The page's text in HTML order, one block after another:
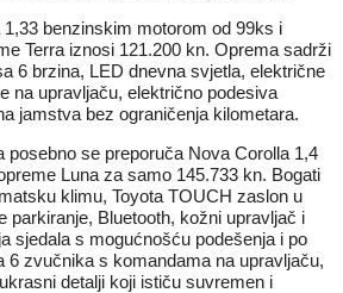
benzinskim motorom od 99ks i
Terra iznosi 121.200 kn. Oprema sadrži
6 brzina, LED dnevna svjetla, električne
na upravljaču, električno podesiva
jamstva bez ograničenja kilometara.
posebno se preporuča Nova Corolla 1,4
Luna za samo 145.733 kn. Bogati
klimu, Toyota TOUCH zaslon u
parkiranje, Bluetooth, kožni upravljač i
sjedala s mogućnošću podešenja i po
6 zvučnika s komandama na upravljaču,
detalji koji ističu suvremen i